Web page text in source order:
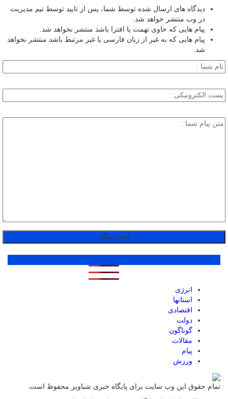
دیدگاه های ارسال شده توسط شما، پس از تایید توسط تیم مدیریت
در وب منتشر خواهد شد.
پیام هایی که حاوی تهمت یا افترا باشد منتشر نخواهد شد.
پیام هایی که به غیر از زبان فارسی یا غیر مرتبط باشد منتشر نخواهد
شد.
انرژی
استانها
اقتصادی
دولت
گوناگون
مقالات
پیام
ورزش
تمام حقوق این وب سایت برای پایگاه خبری شباویز محفوظ است.